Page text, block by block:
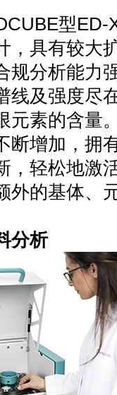
型
，具有较大
规分析能力
线及强度尽
元素的含量
断增加，拥
，轻松地激
外的基体、
分析